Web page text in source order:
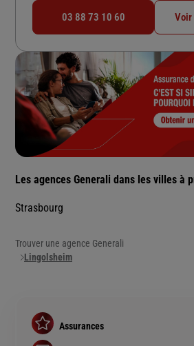
03 88 73 10 60 Voir
Les agences Generali dans les villes à
Strasbourg
Trouver une agence Generali
Lingolsheim
Assurances